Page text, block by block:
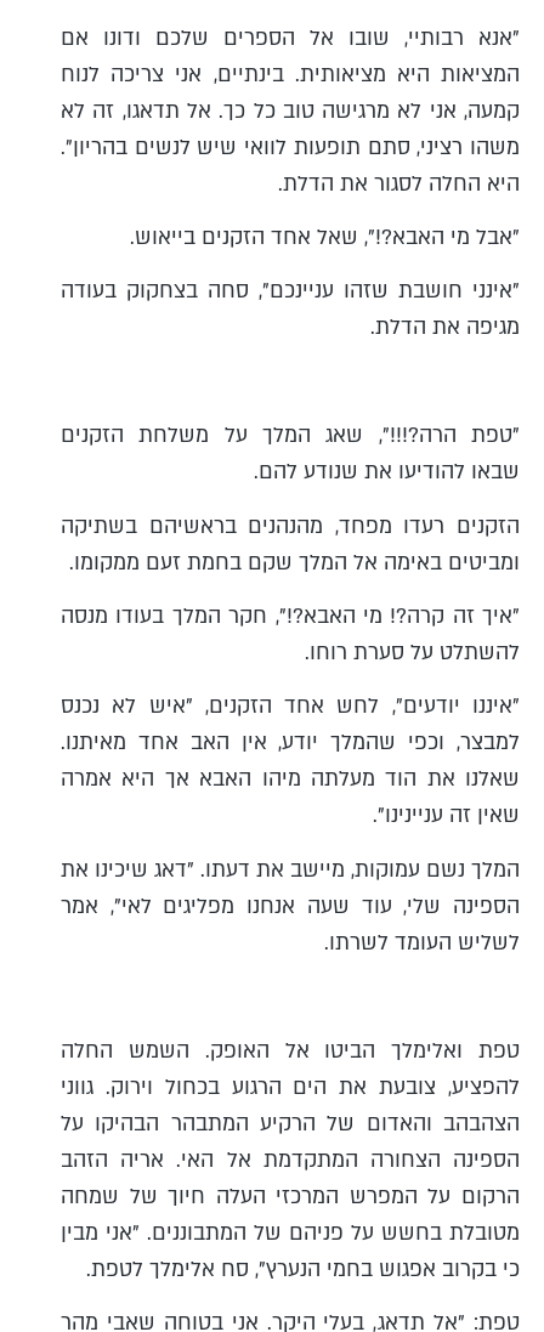
"אנא רבותיי, שובו אל הספרים שלכם ודונו אם
המציאות היא מציאותית. בינתיים, אני צריכה לנוח
קמעה, אני לא מרגישה טוב כל כך. אל תדאגו, זה לא
משהו רציני, סתם תופעות לוואי שיש לנשים בהריון".
היא החלה לסגור את הדלת.
"אבל מי האבא?!", שאל אחד הזקנים בייאוש.
"אינני חושבת שזהו עניינכם", סחה בצחקוק בעודה
מגיפה את הדלת.
"טפת הרה?!!!", שאג המלך על משלחת הזקנים
שבאו להודיעו את שנודע להם.
הזקנים רעדו מפחד, מהנהנים בראשיהם בשתיקה
ומביטים באימה אל המלך שקם בחמת זעם ממקומו.
"איך זה קרה?! מי האבא?!", חקר המלך בעודו מנסה
להשתלט על סערת רוחו.
"איננו יודעים", לחש אחד הזקנים, "איש לא נכנס
למבצר, וכפי שהמלך יודע, אין האב אחד מאיתנו.
שאלנו את הוד מעלתה מיהו האבא אך היא אמרה
שאין זה עניינינו".
המלך נשם עמוקות, מיישב את דעתו. "דאג שיכינו את
הספינה שלי, עוד שעה אנחנו מפליגים לאי", אמר
לשליש העומד לשרתו.
טפת ואלימלך הביטו אל האופק. השמש החלה
להפציע, צובעת את הים הרגוע בכחול וירוק. גווני
הצהבהב והאדום של הרקיע המתבהר הבהיקו על
הספינה הצחורה המתקדמת אל האי. אריה הזהב
הרקום על המפרש המרכזי העלה חיוך של שמחה
מטובלת בחשש על פניהם של המתבוננים. "אני מבין
כי בקרוב אפגוש בחמי הנערץ", סח אלימלך לטפת.
טפת: "אל תדאג, בעלי היקר. אני בטוחה שאבי מהר